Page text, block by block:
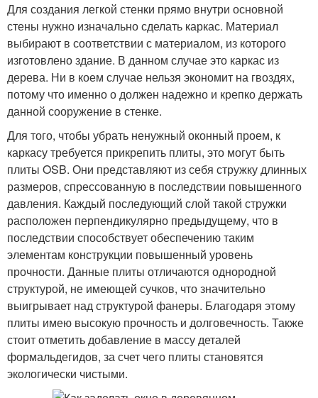
Для создания легкой стенки прямо внутри основной
стены нужно изначально сделать каркас. Материал
выбирают в соответствии с материалом, из которого
изготовлено здание. В данном случае это каркас из
дерева. Ни в коем случае нельзя экономит на гвоздях,
потому что именно о должен надежно и крепко держать
данной сооружение в стенке.
Для того, чтобы убрать ненужный оконный проем, к
каркасу требуется прикрепить плиты, это могут быть
плиты OSB. Они представляют из себя стружку длинных
размеров, спрессованную в последствии повышенного
давления. Каждый последующий слой такой стружки
расположен перпендикулярно предыдущему, что в
последствии способствует обеспечению таким
элементам конструкции повышенный уровень
прочности. Данные плиты отличаются однородной
структурой, не имеющей сучков, что значительно
выигрывает над структурой фанеры. Благодаря этому
плиты имею высокую прочность и долговечность. Также
стоит отметить добавление в массу деталей
формальдегидов, за счет чего плиты становятся
экологически чистыми.